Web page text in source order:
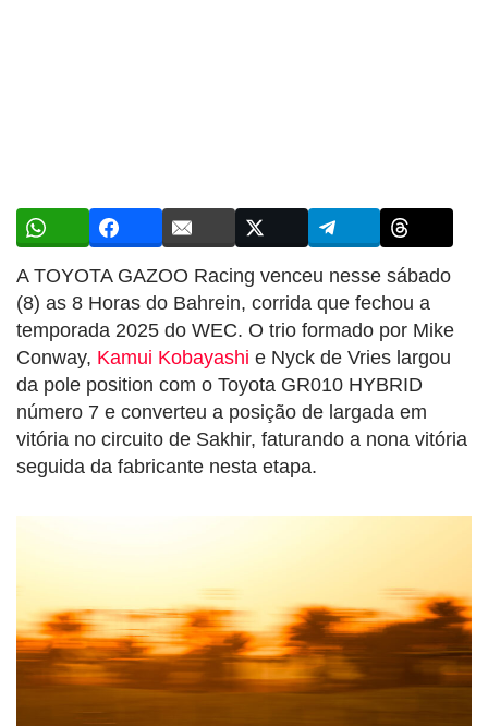
A TOYOTA GAZOO Racing venceu nesse sábado
(8) as 8 Horas do Bahrein, corrida que fechou a
temporada 2025 do WEC. O trio formado por Mike
Conway, Kamui Kobayashi e Nyck de Vries largou
da pole position com o Toyota GR010 HYBRID
número 7 e converteu a posição de largada em
vitória no circuito de Sakhir, faturando a nona vitória
seguida da fabricante nesta etapa.